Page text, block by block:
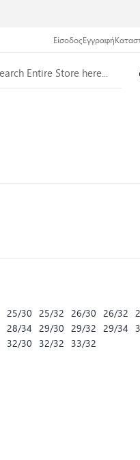
ΕίσοδοςΕγγραφή
Entire Store here...
25/30 25/32 26/30 26/32
28/34 29/30 29/32 29/34
32/30 32/32 33/32